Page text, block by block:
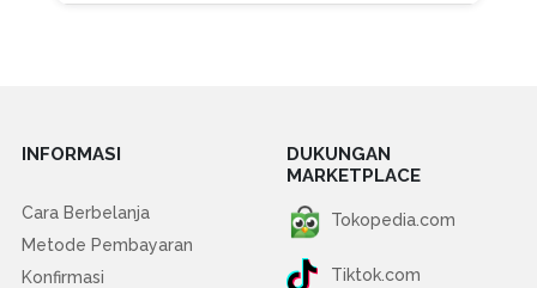
INFORMASI
Cara Berbelanja
Metode Pembayaran
Konfirmasi
DUKUNGAN
MARKETPLACE
Tokopedia.com
Tiktok.com